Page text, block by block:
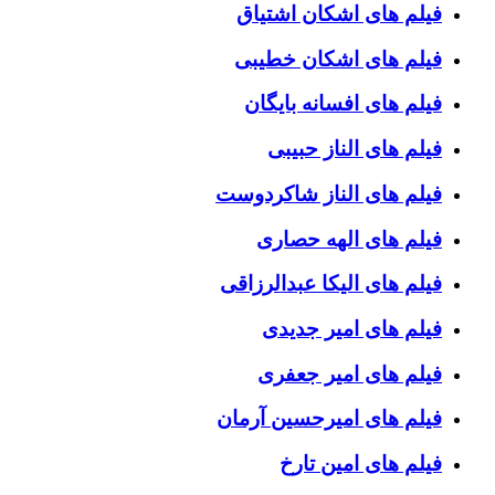
فیلم های اشکان اشتیاق
فیلم های اشکان خطیبی
فیلم های افسانه بایگان
فیلم های الناز حبیبی
فیلم های الناز شاکردوست
فیلم های الهه حصاری
فیلم های الیکا عبدالرزاقی
فیلم های امیر جدیدی
فیلم های امیر جعفری
فیلم های امیرحسین آرمان
فیلم های امین تارخ